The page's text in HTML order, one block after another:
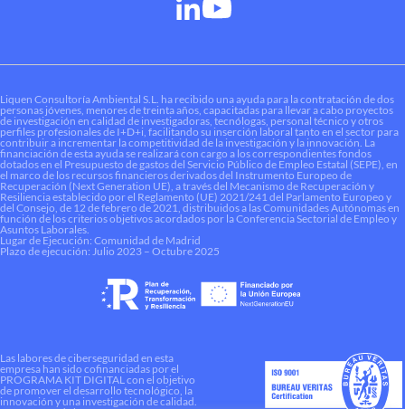
Liquen Consultoría Ambiental S.L. ha recibido una ayuda para la contratación de dos
personas jóvenes, menores de treinta años, capacitadas para llevar a cabo proyectos
de investigación en calidad de investigadoras, tecnólogas, personal técnico y otros
perfiles profesionales de I+D+i, facilitando su inserción laboral tanto en el sector para
contribuir a incrementar la competitividad de la investigación y la innovación. La
financiación de esta ayuda se realizará con cargo a los correspondientes fondos
dotados en el Presupuesto de gastos del Servicio Público de Empleo Estatal (SEPE), en
el marco de los recursos financieros derivados del Instrumento Europeo de
Recuperación (Next Generation UE), a través del Mecanismo de Recuperación y
Resiliencia establecido por el Reglamento (UE) 2021/241 del Parlamento Europeo y
del Consejo, de 12 de febrero de 2021, distribuidos a las Comunidades Autónomas en
función de los criterios objetivos acordados por la Conferencia Sectorial de Empleo y
Asuntos Laborales.
Lugar de Ejecución: Comunidad de Madrid
Plazo de ejecución: Julio 2023 – Octubre 2025
Las labores de ciberseguridad en esta
empresa han sido cofinanciadas por el
PROGRAMA KIT DIGITAL con el objetivo
de promover el desarrollo tecnológico, la
innovación y una investigación de calidad.